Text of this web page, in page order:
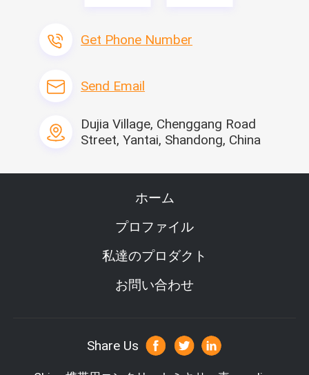
ドラム容量（L）
140
ドラムDiameter （m
570
ドラムHeight （mm） 610
600
N.W./G.W. （kg）
49/55 47/52
Get Phone Number
Send Email
Dujia Village, Chenggang Road
Street, Yantai, Shandong, China
ホーム
プロファイル
私達のプロダクト
お問い合わせ
Share Us